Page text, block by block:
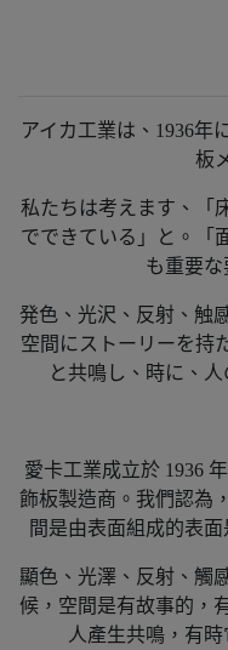
アイカ工業は、1936年
板
私たちは考えます、「
でできている」と。「
も重要な
発色、光沢、反射、触
空間にストーリーを持
と共鳴し、時に、
愛卡工業成立於 1936
飾板製造商。我們認為
間是由表面組成的表
顯色、光澤、反射、觸
候，空間是有故事的，
人產生共鳴，有